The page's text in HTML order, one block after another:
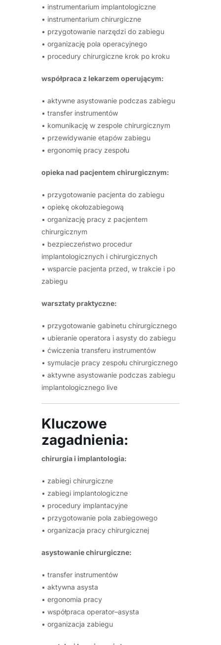
• instrumentarium implantologiczne
• instrumentarium chirurgiczne
• przygotowanie narzędzi do zabiegu
• organizację pola operacyjnego
• procedury chirurgiczne krok po kroku
współpraca z lekarzem operującym:
• aktywne asystowanie podczas zabiegu
• transfer instrumentów
• komunikację w zespole chirurgicznym
• przewidywanie etapów zabiegu
• ergonomię pracy zespołu
opieka nad pacjentem chirurgicznym:
• przygotowanie pacjenta do zabiegu
• opiekę okołozabiegową
• organizację pracy z pacjentem
chirurgicznym
• bezpieczeństwo procedur
implantologicznych i chirurgicznych
• wsparcie pacjenta przed, w trakcie i po
zabiegu
warsztaty praktyczne:
• przygotowanie gabinetu chirurgicznego
• ubieranie operatora i asysty do zabiegu
• ćwiczenia transferu instrumentów
• symulacje pracy zespołu chirurgicznego
• aktywne asystowanie podczas zabiegu
implantologicznego live
Kluczowe
zagadnienia:
chirurgia i implantologia:
• zabiegi chirurgiczne
• zabiegi implantologiczne
• procedury implantacyjne
• przygotowanie pola zabiegowego
• organizacja pracy chirurgicznej
asystowanie chirurgiczne:
• transfer instrumentów
• aktywna asysta
• ergonomia pracy
• współpraca operator–asysta
• organizacja zabiegu